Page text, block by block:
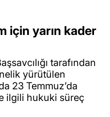
için yarın kader
tarafından
yürütülen
23 Temmuz’da
ilgili hukuki süreç